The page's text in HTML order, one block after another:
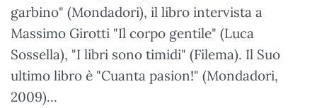
garbino" (Mondadori), il libro intervista a
Massimo Girotti "Il corpo gentile" (Luca
Sossella), "I libri sono timidi" (Filema). Il Suo
ultimo libro è "Cuanta pasion!" (Mondadori,
2009)...